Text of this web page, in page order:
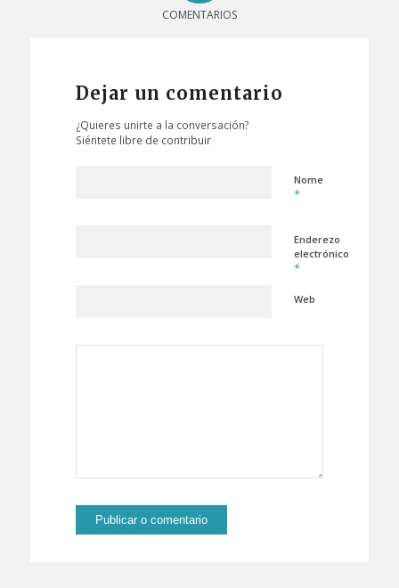
COMENTARIOS
Dejar un comentario
¿Quieres unirte a la conversación?
Siéntete libre de contribuir
Nome
*
Enderezo
electrónico
*
Web